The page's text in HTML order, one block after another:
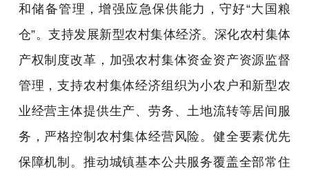
和储备管理，增强应急保供能力，守好“大国粮
仓”。支持发展新型农村集体经济。深化农村集体
产权制度改革，加强农村集体资金资产资源监督
管理，支持农村集体经济组织为小农户和新型农
业经营主体提供生产、劳务、土地流转等居间服
务，严格控制农村集体经营风险。健全要素优先
保障机制。推动城镇基本公共服务覆盖全部常住